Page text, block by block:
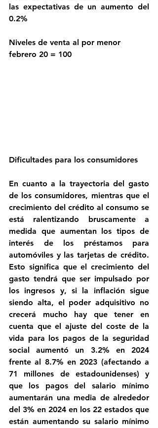
las expectativas de un aumento del
0.2%
Niveles de venta al por menor
febrero 20 = 100
Dificultades para los consumidores
En cuanto a la trayectoria del gasto
de los consumidores, mientras que el
crecimiento del crédito al consumo se
está ralentizando bruscamente a
medida que aumentan los tipos de
interés de los préstamos para
automóviles y las tarjetas de crédito.
Esto significa que el crecimiento del
gasto tendrá que ser impulsado por
los ingresos y, si la inflación sigue
siendo alta, el poder adquisitivo no
crecerá mucho hay que tener en
cuenta que el ajuste del coste de la
vida para los pagos de la seguridad
social aumentó un 3.2% en 2024
frente al 8.7% en 2023 (afectando a
71 millones de estadounidenses) y
que los pagos del salario mínimo
aumentarán una media de alrededor
del 3% en 2024 en los 22 estados que
están aumentando su salario mínimo